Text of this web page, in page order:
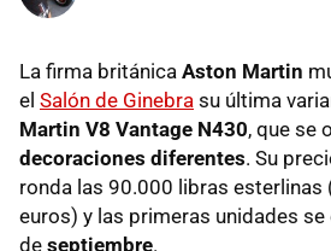
La firma británica Aston Martin
el Salón de Ginebra su última
Martin V8 Vantage N430, que se
decoraciones diferentes. Su
ronda las 90.000 libras esterlinas
euros) y las primeras unidades se
de septiembre.